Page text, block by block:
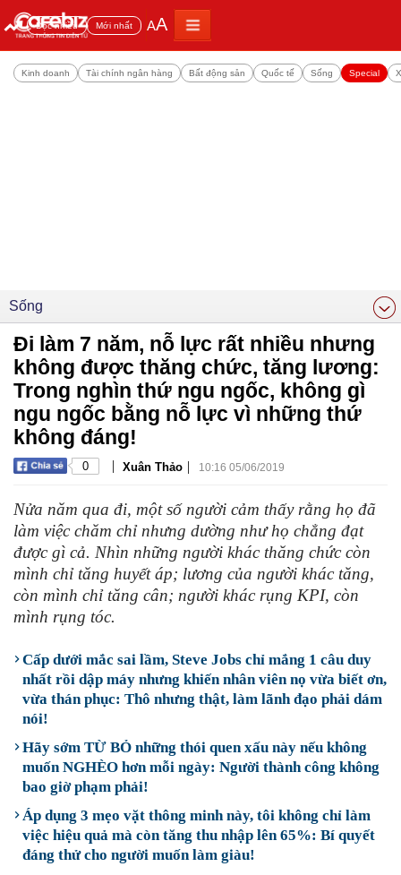
Đọc nhiều Mới nhất AA
Kinh doanh Tài chính ngân hàng Bất động sản Quốc tế Sống Special
Sống
Đi làm 7 năm, nỗ lực rất nhiều nhưng
không được thăng chức, tăng lương:
Trong nghìn thứ ngu ngốc, không gì
ngu ngốc bằng nỗ lực vì những thứ
không đáng!
0 | Xuân Thảo | 10:16 05/06/2019
Nửa năm qua đi, một số người cảm thấy rằng họ đã
làm việc chăm chỉ nhưng dường như họ chẳng đạt
được gì cả. Nhìn những người khác thăng chức còn
mình chỉ tăng huyết áp; lương của người khác tăng,
còn mình chỉ tăng cân; người khác rụng KPI, còn
mình rụng tóc.
Cấp dưới mắc sai lầm, Steve Jobs chỉ mắng 1 câu duy
nhất rồi dập máy nhưng khiến nhân viên nọ vừa biết ơn,
vừa thán phục: Thô nhưng thật, làm lãnh đạo phải dám
nói!
Hãy sớm TỪ BỎ những thói quen xấu này nếu không
muốn NGHÈO hơn mỗi ngày: Người thành công không
bao giờ phạm phải!
Áp dụng 3 mẹo vặt thông minh này, tôi không chỉ làm
việc hiệu quả mà còn tăng thu nhập lên 65%: Bí quyết
đáng thử cho người muốn làm giàu!